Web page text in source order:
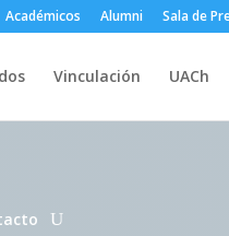
Académicos Alumni Sala de
Vinculación UACh